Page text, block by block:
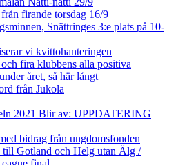
firande torsdag 16/9
Snättringes 3:e plats på 10-
vi kvittohanteringen
fira klubbens alla positiva
året, så här långt
från Jukola
2021 Blir av: UPPDATERING
bidrag från ungdomsfonden
till Gotland och Helg utan Älg /